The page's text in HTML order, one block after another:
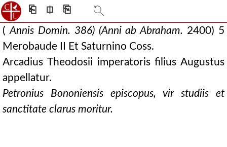
⎗ ⎅ ⎘
( Annis Domin. 386) (Anni ab Abraham. 2400) 5
Merobaude II Et Saturnino Coss.
Arcadius Theodosii imperatoris filius Augustus
appellatur.
Petronius Bononiensis episcopus, vir studiis et
sanctitate clarus moritur.